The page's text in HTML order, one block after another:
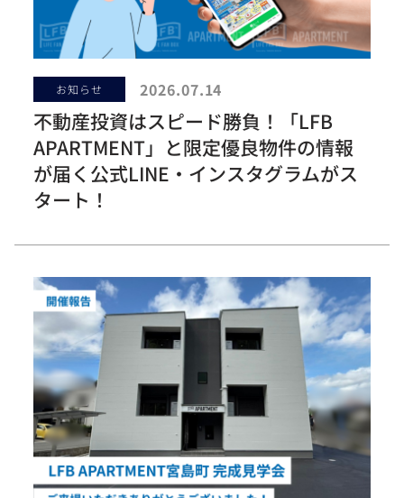
お知らせ 2026.07.14
不動産投資はスピード勝負！「LFB
APARTMENT」と限定優良物件の情報
が届く公式LINE・インスタグラムがス
タート！